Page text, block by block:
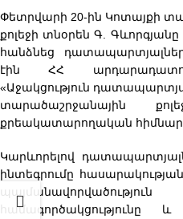
Փետրվարի 20-ին Կոտայքի
քոլեջի տնօրեն Գ.
հանձնեց
էին ՀՀ
«Աջակցություն
տարածաշրջանային
քրեակատարողական
Կարևորելով
ինտեգրումը
համագործակցությունը և